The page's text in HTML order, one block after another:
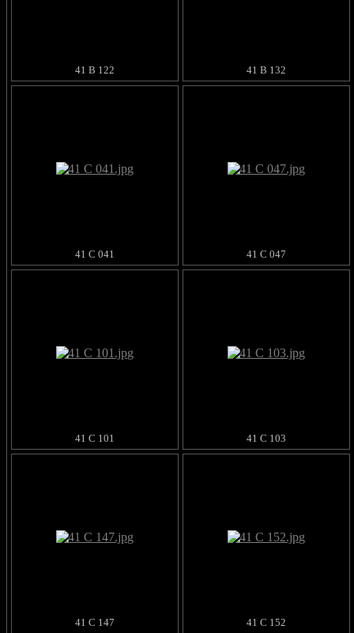
41 B 122 41 B 132
41 C 041 41 C 047
41 C 101 41 C 103
41 C 147 41 C 152